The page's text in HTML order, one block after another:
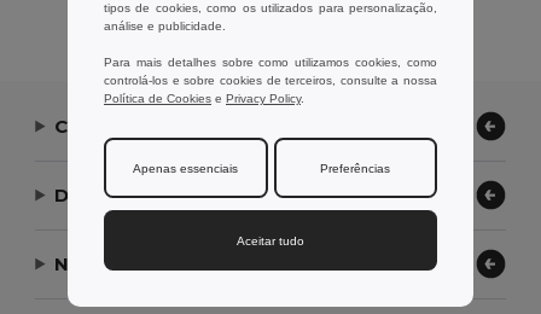
Exibindo Todos Os Produtos.
Contate-nos
Deixe-nos ajudar
Nossa Empresa
tipos de cookies, como os utilizados para personalização,
análise e publicidade.
Para mais detalhes sobre como utilizamos cookies, como
controlá-los e sobre cookies de terceiros, consulte a nossa
Política de Cookies e Privacy Policy.
Apenas essenciais Preferências
Aceitar tudo